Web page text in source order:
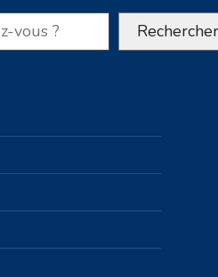
Rechercher